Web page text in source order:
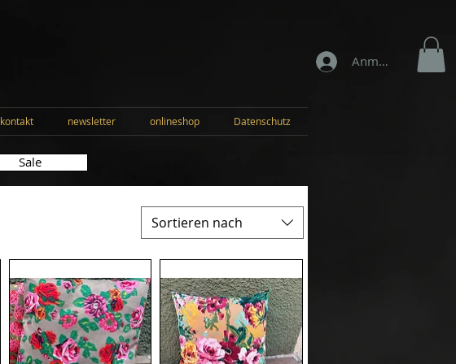
Anmelden
kontakt newsletter onlineshop Datenschutz
Sale
Sortieren nach